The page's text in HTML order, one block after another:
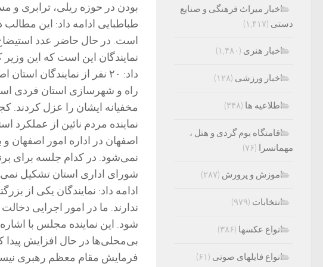
بودن در حوزه ریلی، ترابری
طباطبایی ادامه داد: این
نمایندگان این است که این
داد: ۲۰ نفر از نمایندگان
راه و شهرسازی استان فردی
مخفیانه ایشان را عزل کردند.
نماینده مردم نائین از عملکرد
اصفهان در اداره امور اصفهان
نمی‌شود. در کدام جلسه برای
شورای اداری استان تشکیل
ادامه داد: نمایندگان یکی از
ندارند. ما در امور اجرایی
شود. این نماینده مجلس با
بی‌محلی‌ها در حال افزایش پیدا
فرمایش مقام معظم رهبری
اخبار میراث فرهنگی و صنایع
دستی (۱,۴۱۷)
اخبار هنری (۱,۴۸۰)
اخبار ورزشی (۱۲۸)
اطلاعیه ها (۳۴۸)
اقامتگاه بوم گردی و هتل ،
مهمانسرا (۷۶)
اموزش و پرورش (۲۸۷)
انتخابات (۹۷۹)
انواع عکسها (۳۸۶)
انواع فایلهای صوتی (۶۱)